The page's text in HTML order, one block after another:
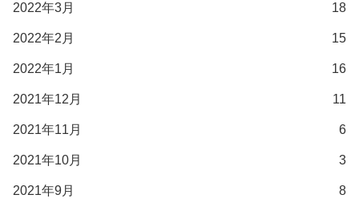
2022年3月 18
2022年2月 15
2022年1月 16
2021年12月 11
2021年11月 6
2021年10月 3
2021年9月 8